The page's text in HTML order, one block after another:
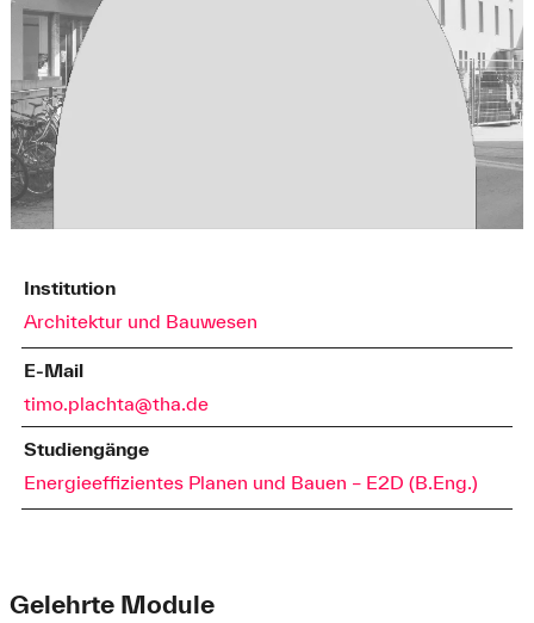
Institution
Architektur und Bauwesen
E-Mail
timo.plachta@tha.de
Studiengänge
Energieeffizientes Planen und Bauen – E2D (B.Eng.)
Gelehrte Module